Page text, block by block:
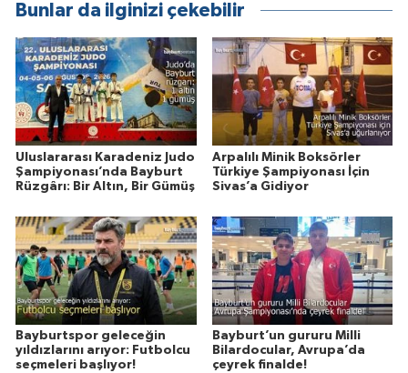
Bunlar da ilginizi çekebilir
Uluslararası Karadeniz Judo
Şampiyonası’nda Bayburt
Rüzgârı: Bir Altın, Bir Gümüş
Arpalılı Minik Boksörler
Türkiye Şampiyonası İçin
Sivas’a Gidiyor
Bayburtspor geleceğin
yıldızlarını arıyor: Futbolcu
seçmeleri başlıyor!
Bayburt’un gururu Milli
Bilardocular, Avrupa’da
çeyrek finalde!